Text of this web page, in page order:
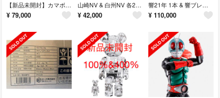
【新品未開封】カマボコテント 3M タンカラー T5-689-TN
¥ 79,000
山崎NV & 白州NV 各2本 計4本
¥ 42,000
響21年 1本 & 響ブレンダーズチョイス 2本 計3本
¥ 110,000